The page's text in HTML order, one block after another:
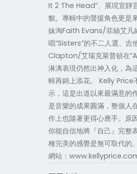
It 2 The Head”、展現宜靜
貌。專輯中的聲援角色更是
妹淘Faith Evans/菲絲艾凡
唱“Sisters”的不二人選、吉
Clapton/艾瑞克萊普頓在
淋漓表現仍然出神入化，為
輯再錦上添花。 Kelly Price
示，這是出道以來最滿意的
是音樂的成果圓滿，整個人
作上也隨著更得心應手。原
你能自信地將『自己』完整
種完美的感覺是無可取代的
網站：